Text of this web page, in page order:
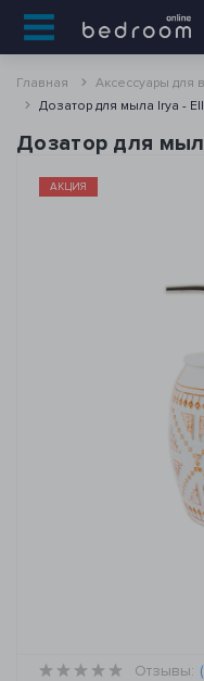
Главная Аксессуары для
Дозатор для мыла Irya -
Дозатор для
АКЦИЯ
Отзывы: